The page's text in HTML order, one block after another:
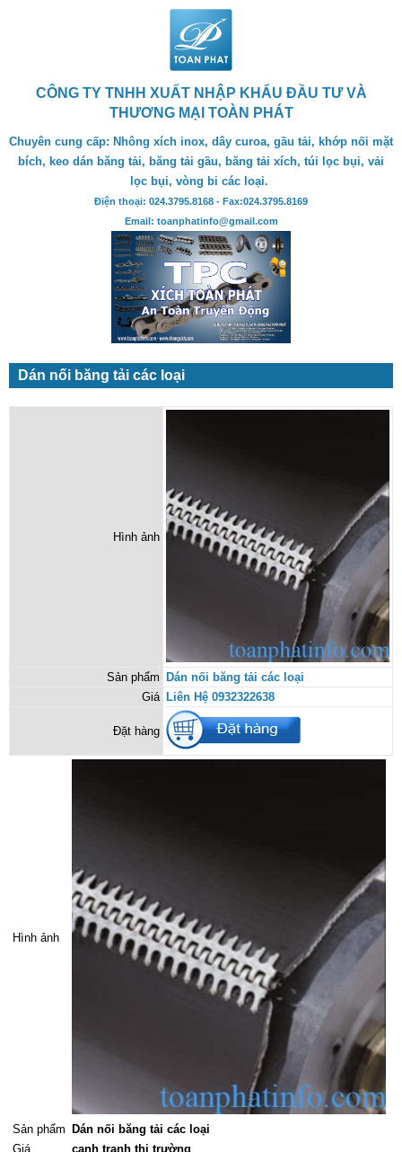
CÔNG TY TNHH XUẤT NHẬP KHẨU ĐẦU TƯ VÀ
THƯƠNG MẠI TOÀN PHÁT
Chuyên cung cấp: Nhông xích inox, dây curoa, gầu tải, khớp nối mặt
bích, keo dán băng tải, băng tải gầu, băng tải xích, túi lọc bụi, vải
lọc bụi, vòng bi các loại.
Điện thoại: 024.3795.8168 - Fax:024.3795.8169
Email: toanphatinfo@gmail.com
Dán nối băng tải các loại
Hình ảnh
Sản phẩm
Dán nối băng tải các loại
Giá Liên Hệ 0932322638
Đặt hàng
Hình ảnh
Sản phẩm
Dán nối băng tải các loại
Giá
cạnh tranh thị trường